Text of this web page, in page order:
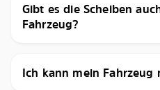
Gibt es die Scheiben
Fahrzeug?
Ich kann mein Fahrzeug